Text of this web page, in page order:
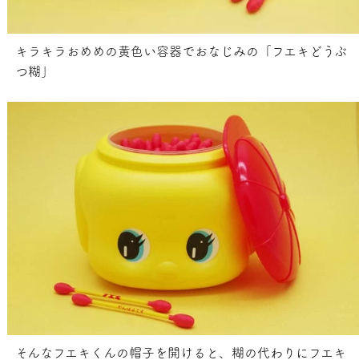
キラキラおめめの黄色い容器でおなじみの「フエキどうぶ
つ糊」
そんなフエキくんの帽子を開けると、糊の代わりにフエキ